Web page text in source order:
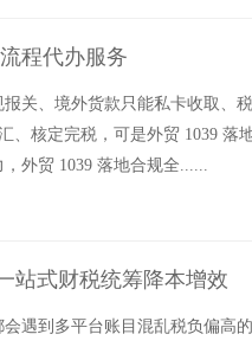
程代办服务
关、境外货款只能私卡收取、
、核定完税，可是外贸 1039 落
外贸 1039 落地合规全......
站式财税统筹降本增效
遇到多平台账目混乱税负偏高